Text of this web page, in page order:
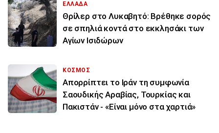
ΕΛΛΑΔΑ
Θρίλερ στο Λυκαβητό: Βρέθηκε σορός
σε σπηλιά κοντά στο εκκλησάκι των
Αγίων Ισιδώρων
ΚΟΣΜΟΣ
Απορρίπτει το Ιράν τη συμφωνία
Σαουδικής Αραβίας, Τουρκίας και
Πακιστάν - «Είναι μόνο στα χαρτιά»